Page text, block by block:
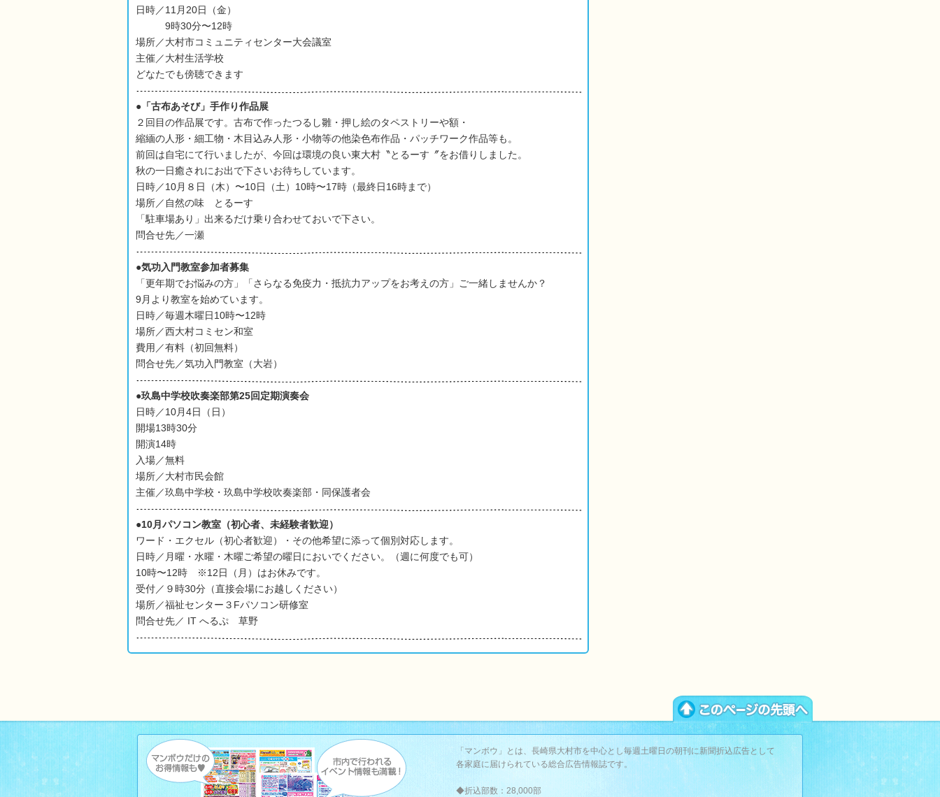
日時／11月20日（金）
9時30分〜12時
場所／大村市コミュニティセンター大会議室
主催／大村生活学校
どなたでも傍聴できます
●「古布あそび」手作り作品展
２回目の作品展です。古布で作ったつるし雛・押し絵のタペストリーや額・
縮緬の人形・細工物・木目込み人形・小物等の他染色布作品・パッチワーク作品等も。
前回は自宅にて行いましたが、今回は環境の良い東大村〝とるーす〞をお借りしました。
秋の一日癒されにお出で下さいお待ちしています。
日時／10月８日（木）〜10日（土）10時〜17時（最終日16時まで）
場所／自然の味 とるーす
「駐車場あり」出来るだけ乗り合わせておいで下さい。
問合せ先／一瀬
●気功入門教室参加者募集
「更年期でお悩みの方」「さらなる免疫力・抵抗力アップをお考えの方」ご一緒しませんか？
9月より教室を始めています。
日時／毎週木曜日10時〜12時
場所／西大村コミセン和室
費用／有料（初回無料）
問合せ先／気功入門教室（大岩）
●玖島中学校吹奏楽部第25回定期演奏会
日時／10月4日（日）
開場13時30分
開演14時
入場／無料
場所／大村市民会館
主催／玖島中学校・玖島中学校吹奏楽部・同保護者会
●10月パソコン教室（初心者、未経験者歓迎）
ワード・エクセル（初心者歓迎）・その他希望に添って個別対応します。
日時／月曜・水曜・木曜ご希望の曜日においでください。（週に何度でも可）
10時〜12時 ※12日（月）はお休みです。
受付／９時30分（直接会場にお越しください）
場所／福祉センター３Fパソコン研修室
問合せ先／ IT へるぷ 草野
「マンボウ」とは、長崎県大村市を中心とし毎週土曜日の朝刊に新聞折込広告として
各家庭に届けられている総合広告情報誌です。
◆折込部数：28,000部